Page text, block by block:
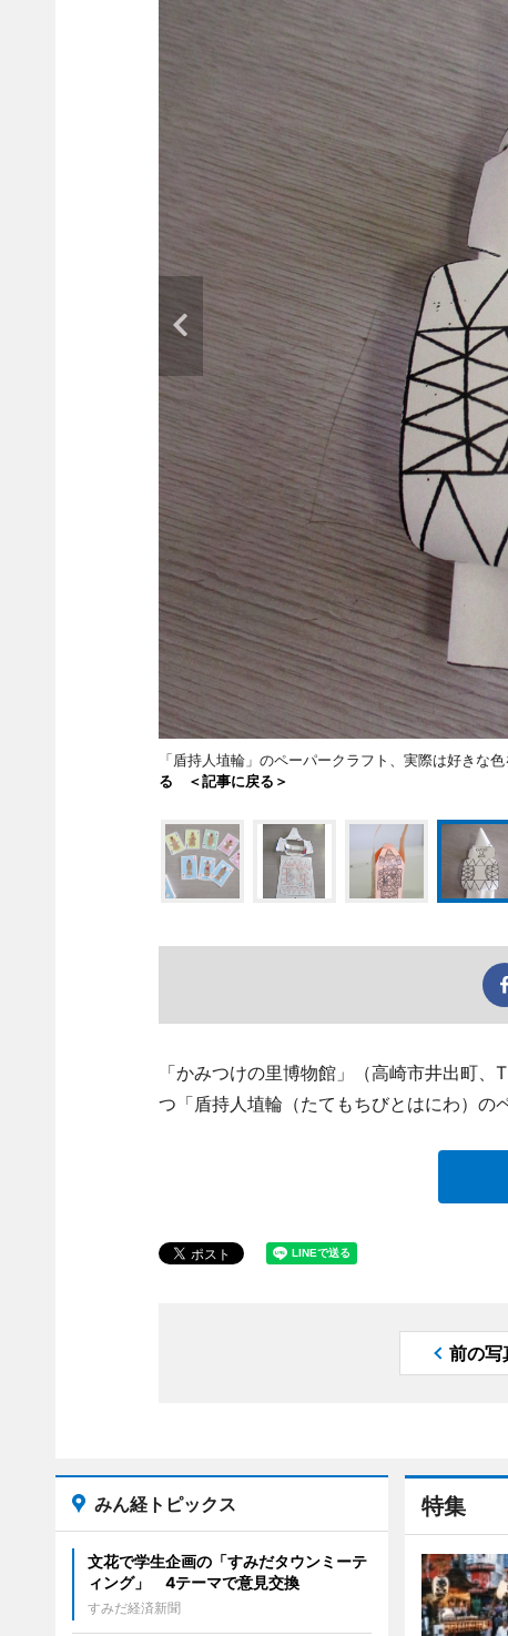
「盾持人埴輪」のペーパークラフト、実際は好きな
る ＜記事に戻る＞
「かみつけの里博物館」（高崎市井出町
つ「盾持人埴輪（たてもちびとはにわ）の
前の写
特集
みん経トピックス
文花で学生企画の「すみだタウンミーテ
ィング」 4テーマで意見交換
すみだ経済新聞